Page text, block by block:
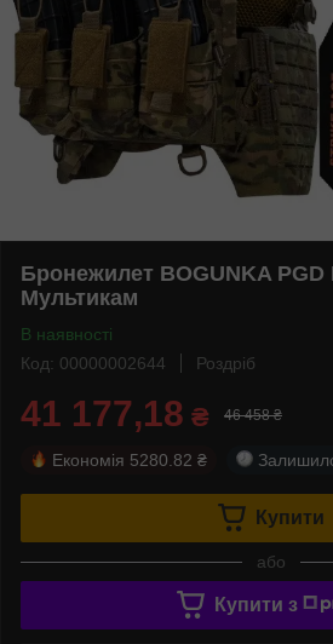
Бронежилет BOGUNKA PGD
Мультикам
В наявності
Код: 00000002644
Роздріб
41 177,18 ₴ 46 458 ₴
Економія 5280.82 ₴
Купити
або
Купити з